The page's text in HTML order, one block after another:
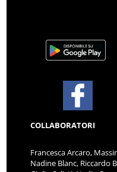
COLLABORATORI
Francesca Arcaro,
Nadine Blanc, Riccardo